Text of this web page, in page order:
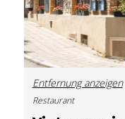
Entfernung anzeigen
Restaurant